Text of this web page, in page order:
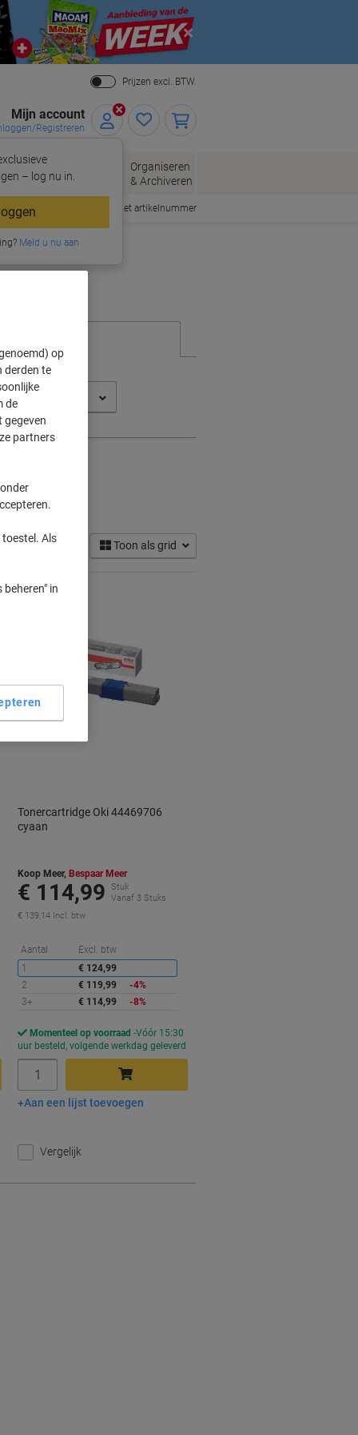
Close
Prijzen excl. BTW.
Mijn account
Registreren
– log nu in.
Meld u nu aan
Kantoorartikelen
Organiseren
& Archiveren
Snel bestellen met artikelnummer
(5)
Toon als grid
Korting
Tonercartridge Oki 44469706
cyaan
Koop Meer, Bespaar Meer
€ 114,99
Stuk
Vanaf 3 Stuks
€ 139,14 Incl. btw
Aantal Excl. btw
1
€ 124,99
2
€ 119,99
-4%
3+
€ 114,99 -8%
Momenteel op voorraad Vóór 15:30
uur besteld, volgende werkdag geleverd
In winkelwagen
Aan een lijst toevoegen
Vergelijk
op
derden te
de
gegeven
partners
Als
in